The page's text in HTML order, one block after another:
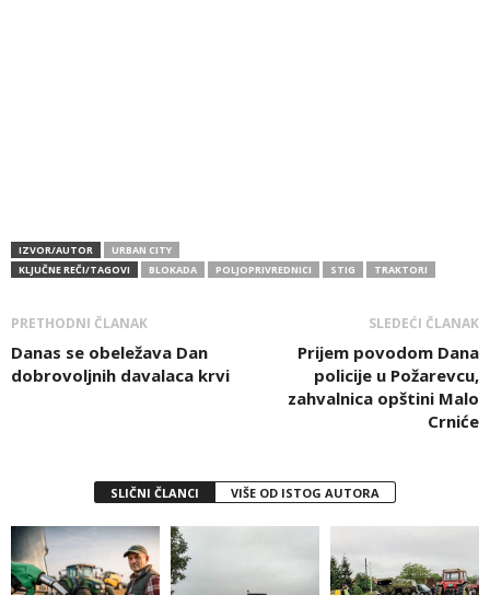
IZVOR/AUTOR
URBAN CITY
KLJUČNE REČI/TAGOVI
BLOKADA POLJOPRIVREDNICI STIG TRAKTORI
PRETHODNI ČLANAK
Danas se obeležava Dan
dobrovoljnih davalaca krvi
SLEDEĆI ČLANAK
Prijem povodom Dana
policije u Požarevcu,
zahvalnica opštini Malo
Crniće
SLIČNI ČLANCI VIŠE OD ISTOG AUTORA